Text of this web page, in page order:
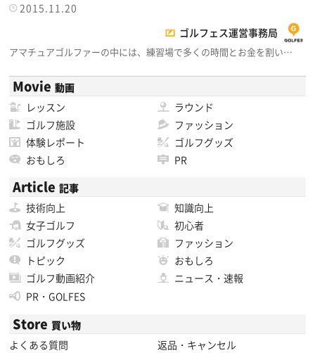
2015.11.20
ゴルフェス運営事務局
アマチュアゴルファーの中には、練習場で多くの時間とお金を割い…
Movie 動画
レッスン
ラウンド
ゴルフ施設
ファッション
体験レポート
ゴルフグッズ
おもしろ
PR
Article 記事
技術向上
知識向上
女子ゴルフ
初心者
ゴルフグッズ
ファッション
トピック
おもしろ
ゴルフ動画紹介
ニュース・速報
PR・GOLFES
Store 買い物
よくある質問
返品・キャンセル